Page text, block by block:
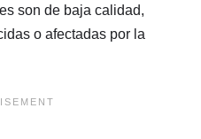
son de baja calidad,
o afectadas por la